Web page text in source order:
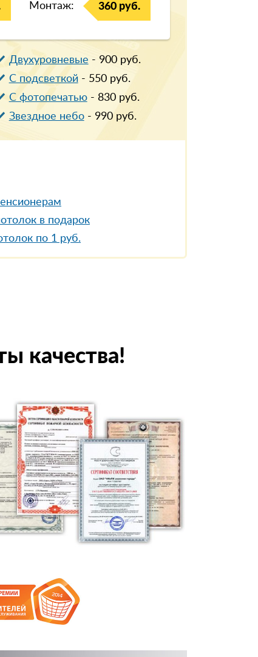
Монтаж: 360 руб.
Двухуровневые - 900руб.
С подсветкой- 550руб.
С фотопечатью- 830руб.
Звездное небо- 990руб.
в подарок
по 1 руб.
качества!